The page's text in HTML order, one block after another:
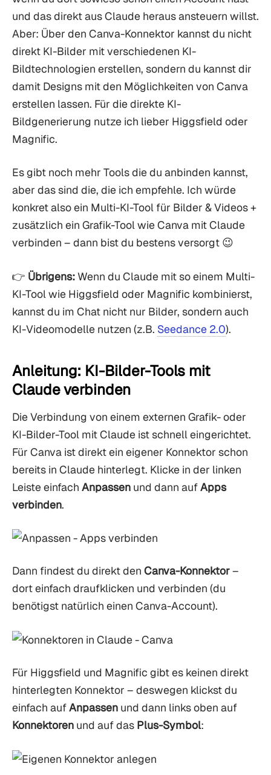
und das direkt aus Claude heraus ansteuern willst.
Aber: Über den Canva-Konnektor kannst du nicht
direkt KI-Bilder mit verschiedenen KI-
Bildtechnologien erstellen, sondern du kannst dir
damit Designs mit den Möglichkeiten von Canva
erstellen lassen. Für die direkte KI-
Bildgenerierung nutze ich lieber Higgsfield oder
Magnific.
Es gibt noch mehr Tools die du anbinden kannst,
aber das sind die, die ich empfehle. Ich würde
konkret also ein Multi-KI-Tool für Bilder & Videos +
zusätzlich ein Grafik-Tool wie Canva mit Claude
verbinden – dann bist du bestens versorgt 😉
👉 Übrigens:Wenn du Claude mit so einem Multi-
KI-Tool wie Higgsfield oder Magnific kombinierst,
kannst du im Chat nicht nur Bilder, sondern auch
KI-Videomodelle nutzen (z.B. Seedance 2.0).
Anleitung: KI-Bilder-Tools mit
Claude verbinden
Die Verbindung von einem externen Grafik- oder
KI-Bilder-Tool mit Claude ist schnell eingerichtet.
Für Canva ist direkt ein eigener Konnektor schon
bereits in Claude hinterlegt. Klicke in der linken
Leiste einfach Anpassen und dann aufApps
verbinden.
Dann findest du direkt den Canva-Konnektor–
dort einfach draufklicken und verbinden (du
benötigst natürlich einen Canva-Account).
Für Higgsfield und Magnific gibt es keinen direkt
hinterlegten Konnektor – deswegen klickst du
einfach aufAnpassen und dann links oben auf
Konnektoren und auf das Plus-Symbol: